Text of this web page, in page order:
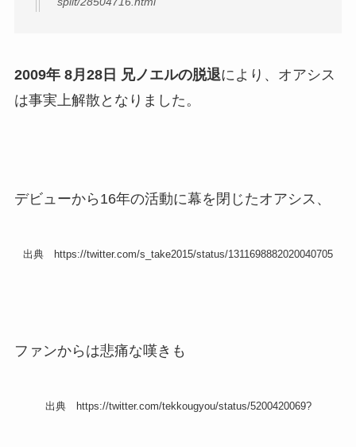
2009年 8月28日 兄ノエルの脱退により、オアシス
は事実上解散となりました。
デビューから16年の活動に幕を閉じたオアシス、
出典 https://twitter.com/s_take2015/status/1311698882020040705
ファンからは悲痛な嘆きも
出典 https://twitter.com/tekkougyou/status/5200420069?